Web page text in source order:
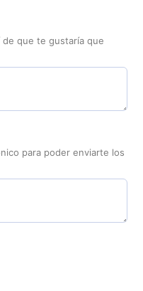
que te gustaría que
para poder enviarte los